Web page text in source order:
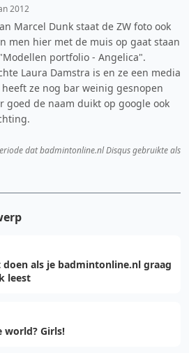
2012
Marcel Dunk staat de ZW foto ook
men hier met de muis op gaat staan
portfolio - Angelica".
Laura Damstra is en ze een media
ze nog bar weinig gesnopen
goed de naam duikt op google ook
dat badmintonline.nl Disqus gebruikte als
als je badmintonline.nl graag
leest
world? Girls!